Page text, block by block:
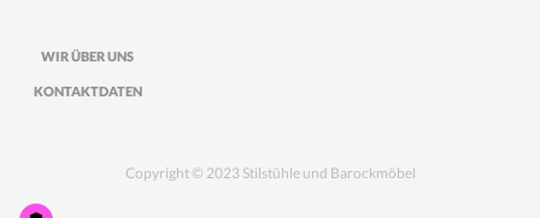
WIR ÜBER UNS
KONTAKTDATEN
Copyright © 2023 Stilstühle und Barockmöbel